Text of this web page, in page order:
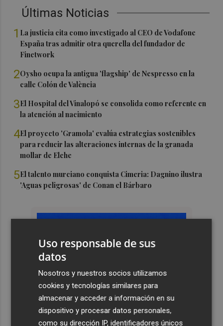
Últimas Noticias
1 La justicia cita como investigado al CEO de Vodafone
España tras admitir otra querella del fundador de
Finetwork
2Oysho ocupa la antigua 'flagship' de Nespresso en la
calle Colón de València
3El Hospital del Vinalopó se consolida como referente en
la atención al nacimiento
4El proyecto 'Gramola' evalúa estrategias sostenibles
para reducir las alteraciones internas de la granada
mollar de Elche
5El talento murciano conquista Cimeria: Dagnino ilustra
'Aguas peligrosas' de Conan el Bárbaro
Uso responsable de sus
datos
Nosotros y nuestros socios utilizamos
cookies y tecnologías similares para
almacenar y acceder a información en su
dispositivo y procesar datos personales,
como su dirección IP, identificadores únicos